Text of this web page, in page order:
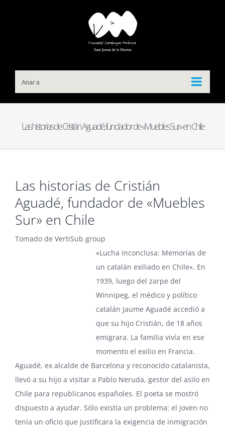
Anar a
Las historias de Cristián Aguadé, fundador de «Muebles Sur» en Chile
Las historias de Cristián
Aguadé, fundador de «Muebles
Sur» en Chile
Tomado de VertiSub group
«Lucha inconclusa: Memorias de
un catalán exiliado en Chile«. En
1939, luego del zarpe del
Winnipeg, el médico y político
catalán Jaume Aguadé accedió a
que su hijo Cristián, de 18 años
emigrara. La familia vivía en ese
momento el exilio en Francia.
Aguadé, ex alcalde de Barcelona y reconocido catalanista,
llevó a su hijo a visitar a Pablo Neruda, gestor del asilo en
Chile para republicanos españoles. El poeta se mostró
dispuesto a ayudar. Sólo existía un problema: el joven no
tenía un oficio que justificara la exigencia de inmigración